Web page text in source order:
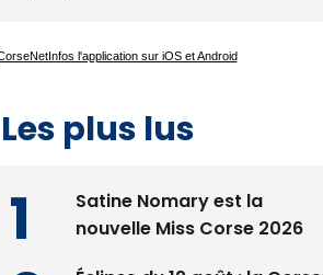
Les plus lus
Satine Nomary est la
nouvelle Miss Corse 2026